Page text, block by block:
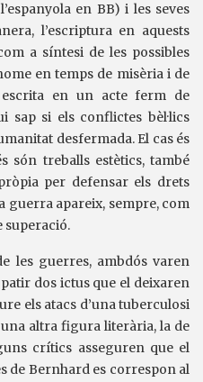
en BB) i les seves
l’escriptura en aquests
a síntesi de les possibles
en temps de misèria i de
en un acte ferm de
sap si els conflictes bèl·lics
desfermada. El cas és
són treballs estètics, també
per defensar els drets
guerra apareix, sempre, com
superació.
les guerres, ambdós varen
dos ictus que el deixaren
els atacs d’una tuberculosi
una altra figura literària, la de
crítics asseguren que el
de Bernhard es correspon al